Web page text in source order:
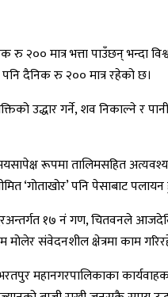
रु २०० मात्र भत्ता पाउँछन् भन्दा
पनि दैनिक रु २०० मात्र रहेको छ।
उद्धार गर्ने, शव निकाल्ने र
रूपमा तालिमसहित
‘गोताखोर’ पनि पेसाबाट
१७ नं गण, चितवनले
संवेदनशील क्षेत्रमा काम
महानगरपालिकाका